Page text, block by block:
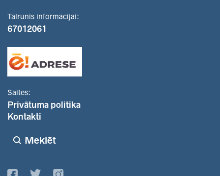
Tālrunis informācijai:
67012061
Saites:
Privātuma politika
Kontakti
Meklēt